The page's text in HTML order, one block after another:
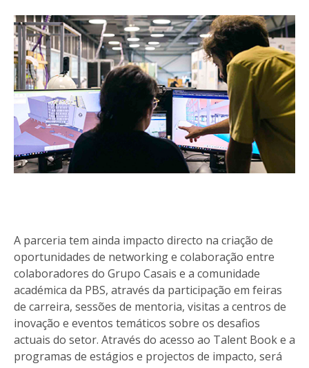
A parceria tem ainda impacto directo na criação de
oportunidades de networking e colaboração entre
colaboradores do Grupo Casais e a comunidade
académica da PBS, através da participação em feiras
de carreira, sessões de mentoria, visitas a centros de
inovação e eventos temáticos sobre os desafios
actuais do setor. Através do acesso ao Talent Book e a
programas de estágios e projectos de impacto, será